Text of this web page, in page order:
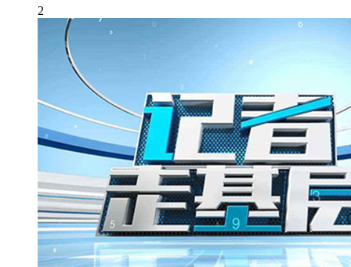
2